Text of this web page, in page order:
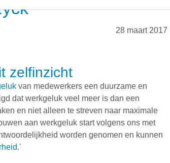
28 maart 2017
zelfinzicht
van medewerkers een duurzame en
dat werkgeluk veel meer is dan een
en niet alleen te streven naar maximale
aan werkgeluk start volgens ons met
worden genomen en kunnen
.'